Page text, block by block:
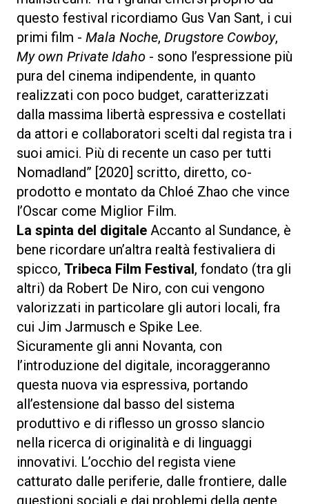
questo festival ricordiamo Gus Van Sant, i cui
primi film - Mala Noche, Drugstore Cowboy,
My own Private Idaho - sono l’espressione più
pura del cinema indipendente, in quanto
realizzati con poco budget, caratterizzati
dalla massima libertà espressiva e costellati
da attori e collaboratori scelti dal regista tra i
suoi amici. Più di recente un caso per tutti
Nomadland” [2020] scritto, diretto, co-
prodotto e montato da Chloé Zhao che vince
l’Oscar come Miglior Film.
La spinta del digitale Accanto al Sundance, è
bene ricordare un’altra realtà festivaliera di
spicco, Tribeca Film Festival, fondato (tra gli
altri) da Robert De Niro, con cui vengono
valorizzati in particolare gli autori locali, fra
cui Jim Jarmusch e Spike Lee.
Sicuramente gli anni Novanta, con
l’introduzione del digitale, incoraggeranno
questa nuova via espressiva, portando
all’estensione dal basso del sistema
produttivo e di riflesso un grosso slancio
nella ricerca di originalità e di linguaggi
innovativi. L’occhio del regista viene
catturato dalle periferie, dalle frontiere, dalle
questioni sociali e dai problemi della gente